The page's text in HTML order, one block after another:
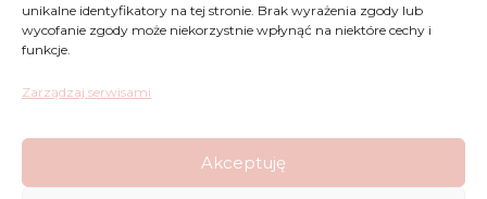
unikalne identyfikatory na tej stronie. Brak wyrażenia zgody lub
wycofanie zgody może niekorzystnie wpłynąć na niektóre cechy i
funkcje.
Zarządzaj serwisami
Akceptuję
Zwroty
Polityka Prywatności